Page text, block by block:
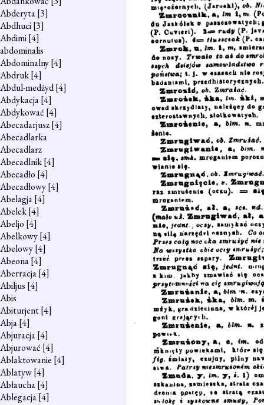
Abderyta[3]
Abdhuci[3]
Abdimi[4]
abdominalis
Abdominalny[4]
Abdruk[4]
Abdul-medżyd[4]
Abdykacja[4]
Abdykować [4]
Abecadarjusz[4]
Abecadlarka
Abecadlarz
Abecadlnik[4]
Abecadło [4]
Abecadłowy[4]
Abelagja[4]
Abelek[4]
Abeljo [4]
Abelkowy[4]
Abelowy[4]
Abeona[4]
Aberracja[4]
Abiljus [4]
Abis
Abiturjent[4]
Abja[4]
Abjuracja[4]
Abjurować [4]
Ablaktowanie [4]
Ablatyw[4]
Abłaucha[4]
Ablegacja[4]